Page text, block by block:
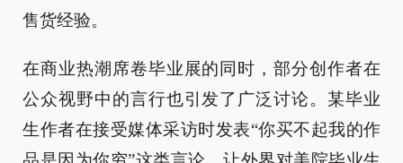
售货经验。
在商业热潮席卷毕业展的同时，部分创作者在
公众视野中的言行也引发了广泛讨论。某毕业
生作者在接受媒体采访时发表“你买不起我的作